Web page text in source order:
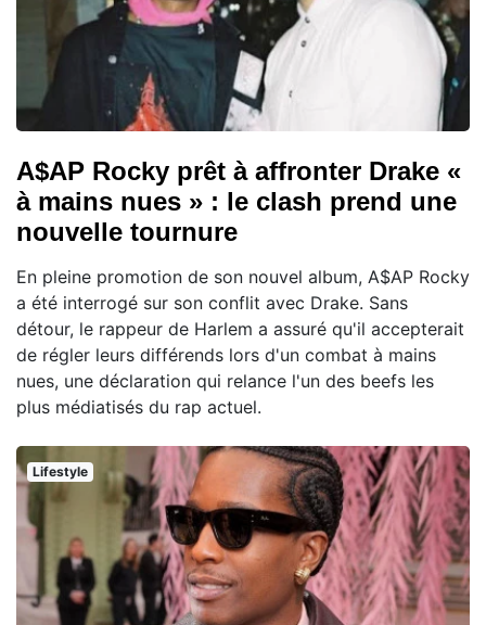
A$AP Rocky prêt à affronter Drake «
à mains nues » : le clash prend une
nouvelle tournure
En pleine promotion de son nouvel album, A$AP Rocky
a été interrogé sur son conflit avec Drake. Sans
détour, le rappeur de Harlem a assuré qu'il accepterait
de régler leurs différends lors d'un combat à mains
nues, une déclaration qui relance l'un des beefs les
plus médiatisés du rap actuel.
Lifestyle